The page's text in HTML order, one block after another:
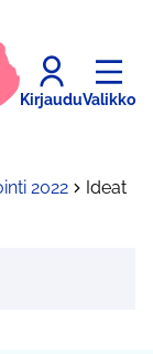
KirjauduValikko
2022 Ideat